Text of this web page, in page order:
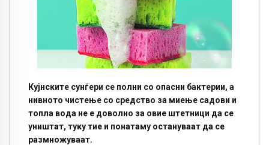
Кујнските сунѓери се полни со опасни бактерии, а
нивното чистење со средство за миење садови и
топла вода не е доволно за овие штетници да се
уништат, туку тие и понатаму остануваат да се
размножуваат.